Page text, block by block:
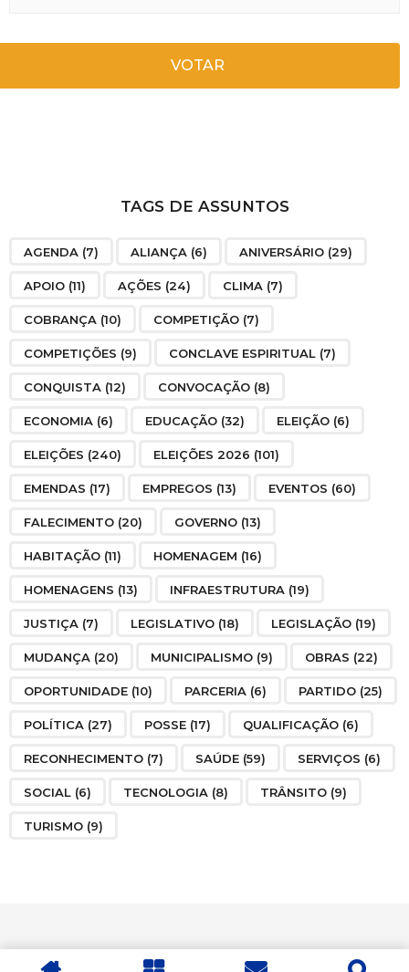
VOTAR
TAGS DE ASSUNTOS
AGENDA (7) ALIANÇA (6) ANIVERSÁRIO (29)
APOIO (11) AÇÕES (24) CLIMA (7)
COBRANÇA (10) COMPETIÇÃO (7)
COMPETIÇÕES (9) CONCLAVE ESPIRITUAL (7)
CONQUISTA (12) CONVOCAÇÃO (8)
ECONOMIA (6) EDUCAÇÃO (32) ELEIÇÃO (6)
ELEIÇÕES (240) ELEIÇÕES 2026 (101)
EMENDAS (17) EMPREGOS (13) EVENTOS (60)
FALECIMENTO (20) GOVERNO (13)
HABITAÇÃO (11) HOMENAGEM (16)
HOMENAGENS (13) INFRAESTRUTURA (19)
JUSTIÇA (7) LEGISLATIVO (18) LEGISLAÇÃO (19)
MUDANÇA (20) MUNICIPALISMO (9) OBRAS (22)
OPORTUNIDADE (10) PARCERIA (6) PARTIDO (25)
POLÍTICA (27) POSSE (17) QUALIFICAÇÃO (6)
RECONHECIMENTO (7) SAÚDE (59) SERVIÇOS (6)
SOCIAL (6) TECNOLOGIA (8) TRÂNSITO (9)
TURISMO (9)